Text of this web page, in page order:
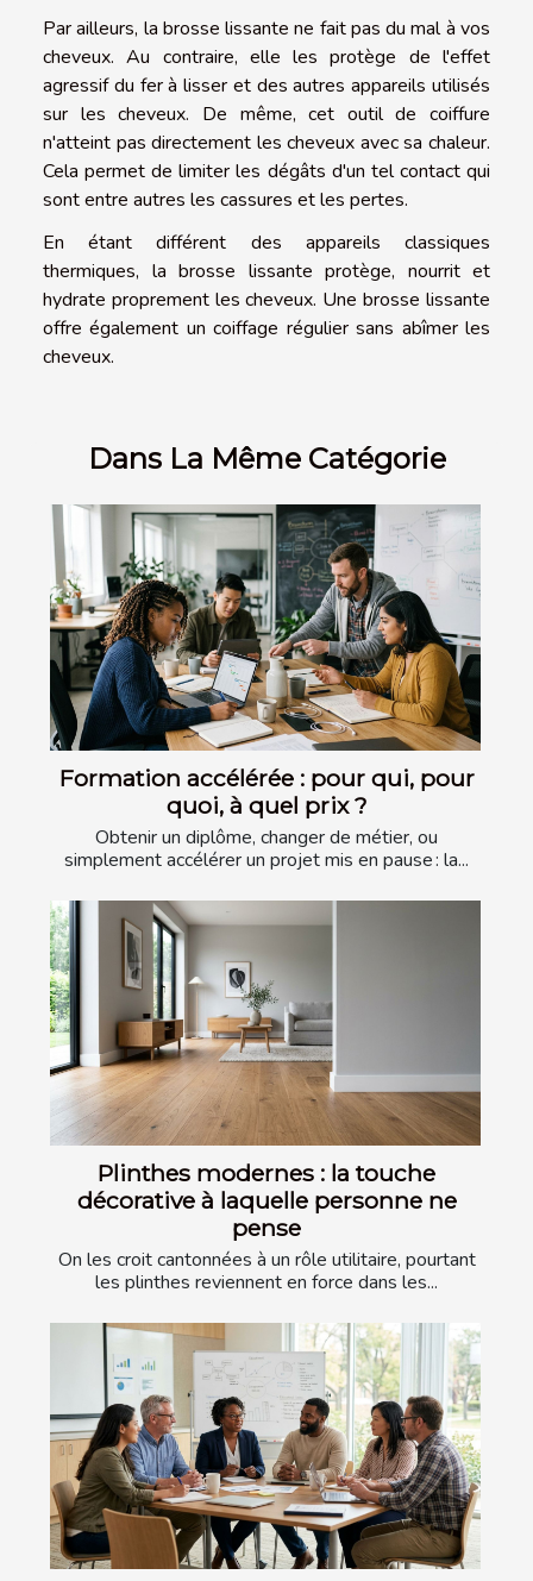
Par ailleurs, la brosse lissante ne fait pas du mal à vos
cheveux. Au contraire, elle les protège de l'effet
agressif du fer à lisser et des autres appareils utilisés
sur les cheveux. De même, cet outil de coiffure
n'atteint pas directement les cheveux avec sa chaleur.
Cela permet de limiter les dégâts d'un tel contact qui
sont entre autres les cassures et les pertes.
En étant différent des appareils classiques
thermiques, la brosse lissante protège, nourrit et
hydrate proprement les cheveux. Une brosse lissante
offre également un coiffage régulier sans abîmer les
cheveux.
Dans La Même Catégorie
Formation accélérée : pour qui, pour
quoi, à quel prix ?
Obtenir un diplôme, changer de métier, ou
simplement accélérer un projet mis en pause : la...
Plinthes modernes : la touche
décorative à laquelle personne ne
pense
On les croit cantonnées à un rôle utilitaire, pourtant
les plinthes reviennent en force dans les...